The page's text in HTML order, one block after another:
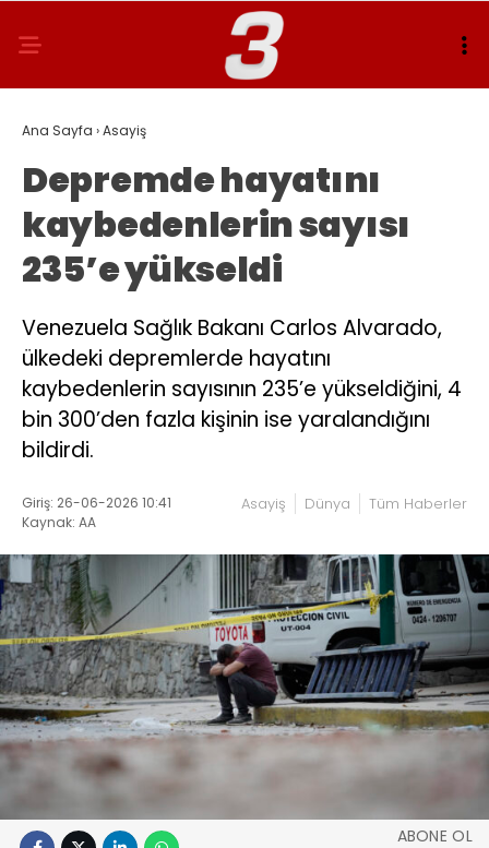
Ana Sayfa ›Asayiş
Depremde hayatını
kaybedenlerin sayısı
235’e yükseldi
Venezuela Sağlık Bakanı Carlos Alvarado,
ülkedeki depremlerde hayatını
kaybedenlerin sayısının 235’e yükseldiğini, 4
bin 300’den fazla kişinin ise yaralandığını
bildirdi.
Giriş: 26-06-2026 10:41
Kaynak: AA
Asayiş Dünya Tüm Haberler
ABONE OL